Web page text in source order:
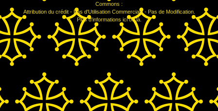
Commons :
Attribution du crédit - Pas d'Utilisation Commerciale - Pas de Modification.
Plus d'informations icioulà.